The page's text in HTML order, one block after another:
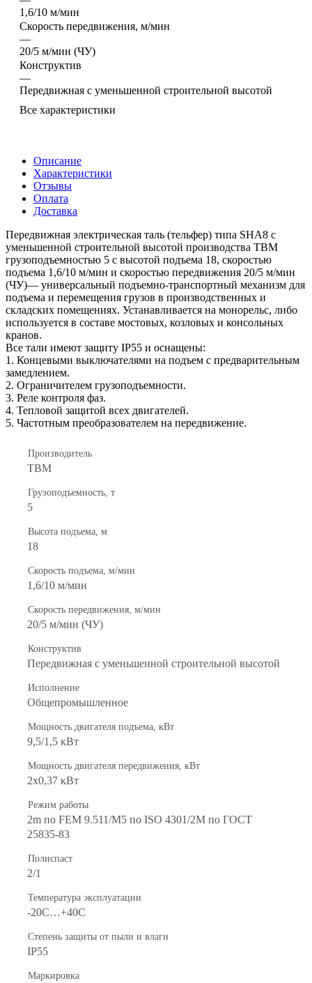
1,6/10 м/мин
Скорость передвижения, м/мин
—
20/5 м/мин (ЧУ)
Конструктив
—
Передвижная с уменьшенной строительной высотой
Все характеристики
Описание
Характеристики
Отзывы
Оплата
Доставка
Передвижная электрическая таль (тельфер) типа SHA8 с
уменьшенной строительной высотой производства TBM
грузоподъемностью 5 с высотой подъема 18, скоростью
подъема 1,6/10 м/мин и скоростью передвижения 20/5 м/мин
(ЧУ)— универсальный подъемно-транспортный механизм для
подъема и перемещения грузов в производственных и
складских помещениях. Устанавливается на монорельс, либо
используется в составе мостовых, козловых и консольных
кранов.
Все тали имеют защиту IP55 и оснащены:
1. Концевыми выключателями на подъем с предварительным
замедлением.
2. Ограничителем грузоподъемности.
3. Реле контроля фаз.
4. Тепловой защитой всех двигателей.
5. Частотным преобразователем на передвижение.
Производитель
TBM
Грузоподъемность, т
5
Высота подъема, м
18
Скорость подъема, м/мин
1,6/10 м/мин
Скорость передвижения, м/мин
20/5 м/мин (ЧУ)
Конструктив
Передвижная с уменьшенной строительной высотой
Исполнение
Общепромышленное
Мощность двигателя подъема, кВт
9,5/1,5 кВт
Мощность двигателя передвижения, кВт
2х0,37 кВт
Режим работы
2m по FEM 9.511/M5 по ISO 4301/2M по ГОСТ
25835-83
Полиспаст
2/1
Температура эксплуатации
-20С…+40С
Степень защиты от пыли и влаги
IP55
Маркировка